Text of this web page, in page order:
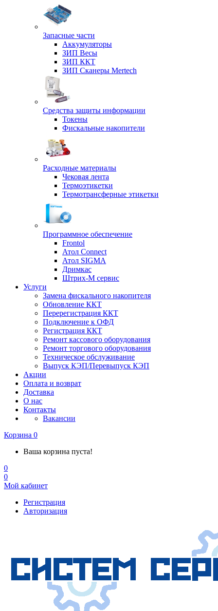
Запасные части
Аккумуляторы
ЗИП Весы
ЗИП ККТ
ЗИП Сканеры Mertech
Средства защиты информации
Токены
Фискальные накопители
Расходные материалы
Чековая лента
Термоэтикетки
Термотрансферные этикетки
Программное обеспечение
Frontol
Атол Connect
Атол SIGMA
Дримкас
Штрих-М сервис
Услуги
Замена фискального накопителя
Обновление ККТ
Перерегистрация ККТ
Подключение к ОФД
Регистрация ККТ
Ремонт кассового оборудования
Ремонт торгового оборудования
Техническое обслуживание
Выпуск КЭП/Перевыпуск КЭП
Акции
Оплата и возврат
Доставка
О нас
Контакты
Вакансии
Корзина 0
Ваша корзина пуста!
0
0
Мой кабинет
Регистрация
Авторизация